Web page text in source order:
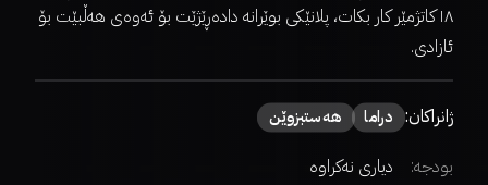
١٨ کاتژمێر کار بکات، پلانێکی بوێرانە دادەڕێژێت بۆ ئەوەی هەڵبێت بۆ
ئازادی.
ژانراکان: دراما هەستبزوێن
بودجە:
دیاری نەکراوە